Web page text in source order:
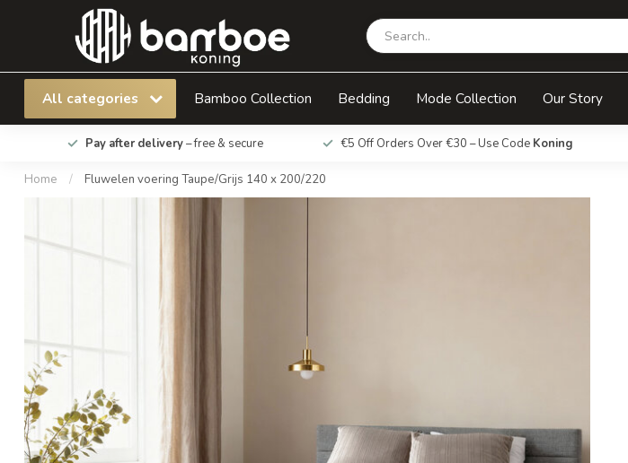
All categories Bamboo Collection Bedding Mode Collection Our Story
Pay after delivery– free & secure €5 Off Orders Over €30 – Use Code Koning
Home / Fluwelen voering Taupe/Grijs 140 x 200/220
Fluwelen voering Taupe/Grijs 140 x 200/220